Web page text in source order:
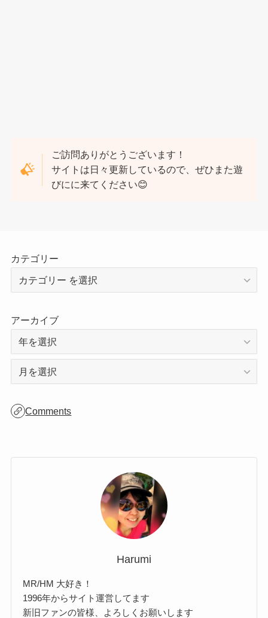
ご訪問ありがとうございます！
サイトは日々更新しているので、ぜひまた遊
びにに来てください😊
カテゴリー
アーカイブ
ー
カ
イ
Comments
Harumi
MR/HM 大好き！
1996年からサイト運営してます
新旧ファンの皆様、よろしくお願いします